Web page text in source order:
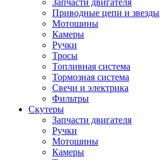
Запчасти двигателя
Приводные цепи и звезды
Мотошины
Камеры
Ручки
Тросы
Топливная система
Тормозная система
Свечи и электрика
Фильтры
Cкутеры
Запчасти двигателя
Ручки
Мотошины
Камеры